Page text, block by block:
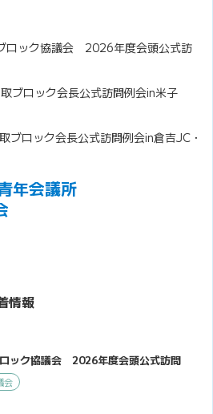
ロック協議会 2026年度会頭公式訪
ブロック会長公式訪問例会in米子
ロック会長公式訪問例会in倉吉JC・
年会議所
情報
ック協議会 2026年度会頭公式訪問
会